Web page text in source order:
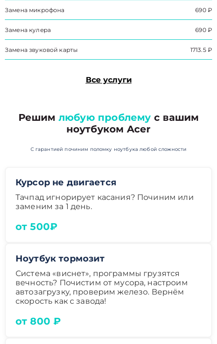
Замена микрофона 690 ₽
Замена кулера 690 ₽
Замена звуковой карты 1713.5 ₽
Все услуги
Решим любую проблему с вашим
ноутбуком Acer
С гарантией починим поломку ноутбука любой сложности
Курсор не двигается
Тачпад игнорирует касания? Починим или
заменим за 1 день.
от 500₽
Ноутбук тормозит
Система «виснет», программы грузятся
вечность? Почистим от мусора, настроим
автозагрузку, проверим железо. Вернём
скорость как с завода!
от 800 ₽